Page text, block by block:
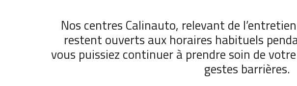
Nos centres Calinauto, relevant de
restent ouverts aux horaires habituels
vous puissiez continuer à prendre soin de
gestes barrières.